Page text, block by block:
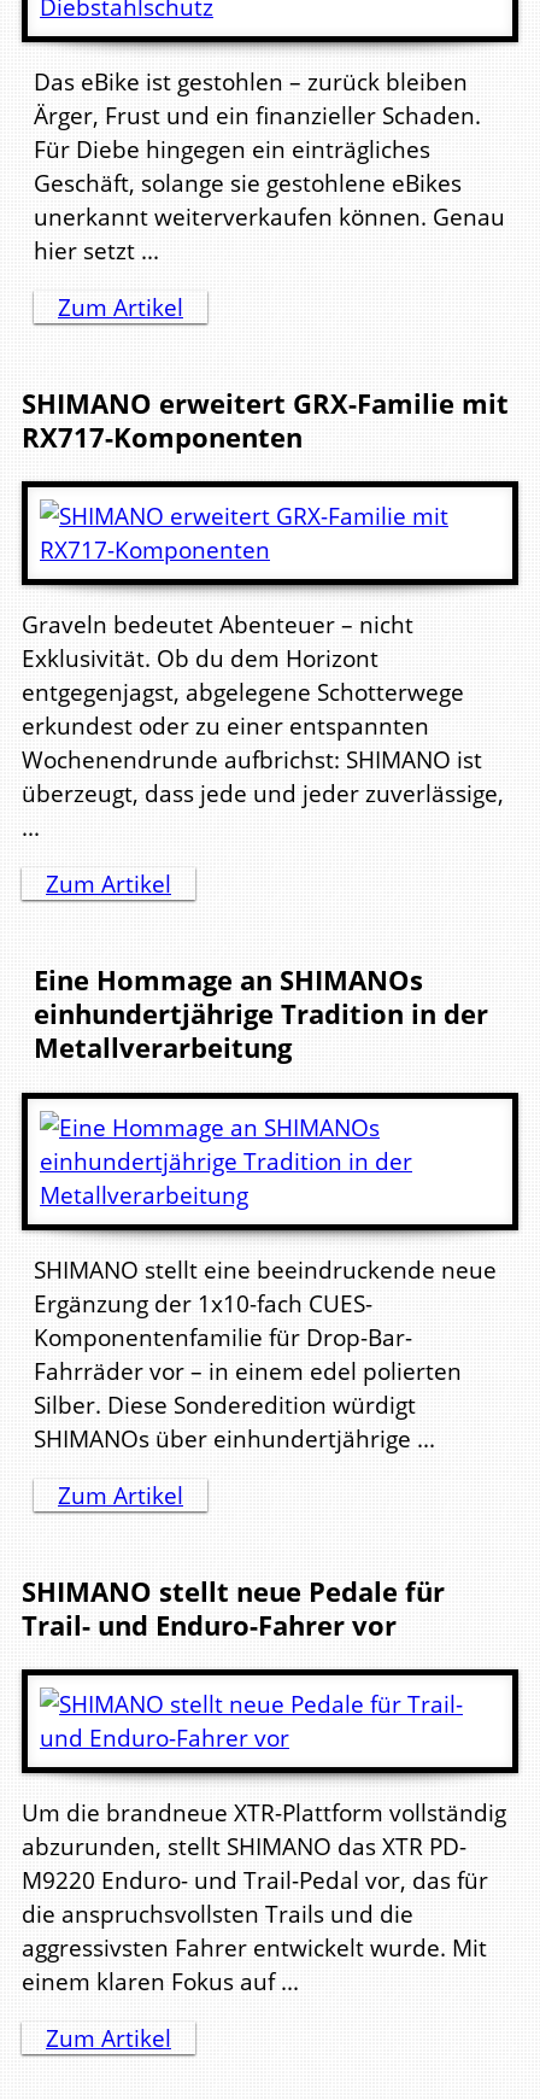
Das eBike ist gestohlen – zurück bleiben
Ärger, Frust und ein finanzieller Schaden.
Für Diebe hingegen ein einträgliches
Geschäft, solange sie gestohlene eBikes
unerkannt weiterverkaufen können. Genau
hier setzt ...
Zum Artikel
SHIMANO erweitert GRX-Familie mit
RX717-Komponenten
Graveln bedeutet Abenteuer – nicht
Exklusivität. Ob du dem Horizont
entgegenjagst, abgelegene Schotterwege
erkundest oder zu einer entspannten
Wochenendrunde aufbrichst: SHIMANO ist
überzeugt, dass jede und jeder zuverlässige,
...
Zum Artikel
Eine Hommage an SHIMANOs
einhundertjährige Tradition in der
Metallverarbeitung
SHIMANO stellt eine beeindruckende neue
Ergänzung der 1x10-fach CUES-
Komponentenfamilie für Drop-Bar-
Fahrräder vor – in einem edel polierten
Silber. Diese Sonderedition würdigt
SHIMANOs über einhundertjährige ...
Zum Artikel
SHIMANO stellt neue Pedale für
Trail- und Enduro-Fahrer vor
Um die brandneue XTR-Plattform vollständig
abzurunden, stellt SHIMANO das XTR PD-
M9220 Enduro- und Trail-Pedal vor, das für
die anspruchsvollsten Trails und die
aggressivsten Fahrer entwickelt wurde. Mit
einem klaren Fokus auf ...
Zum Artikel